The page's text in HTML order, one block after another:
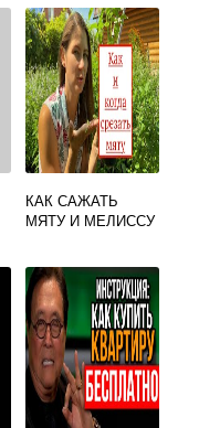
ЛИСТЬЕВ МНОГО
КАК САЖАТЬ
МЯТУ И МЕЛИССУ